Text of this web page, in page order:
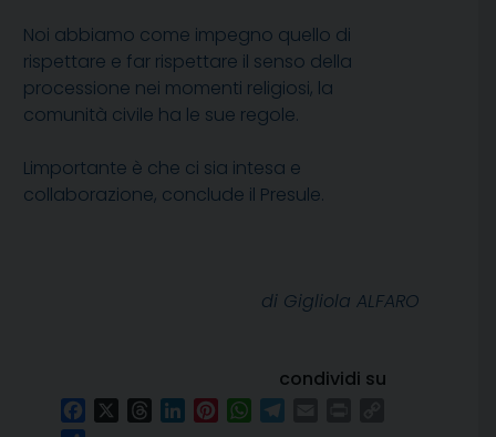
Noi abbiamo come impegno quello di
rispettare e far rispettare il senso della
processione nei momenti religiosi, la
comunità civile ha le sue regole.
Limportante è che ci sia intesa e
collaborazione, conclude il Presule.
di Gigliola ALFARO
condividi su
FacebookThreadsLinkedInPinterestWhatsApp